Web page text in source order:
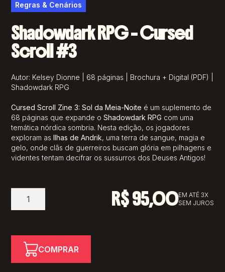
Regras & Cenários
Shadowdark RPG – Cursed
Scroll #3
Autor: Kelsey Dionne | 68 páginas | Brochura + Digital (PDF) |
Shadowdark RPG
Cursed Scroll Zine 3: Sol da Meia-Noite é um suplemento de
68 páginas que expande oShadowdark RPG com uma
temática nórdica sombria. Nesta edição, os jogadores
exploram asIlhas de Andrik, uma terra de sangue, magia e
gelo, onde clãs de guerreiros buscam glória em pilhagens e
videntes tentam decifrar os sussurros dos Deuses Antigos!
Shadowdark
Scroll
quantidade
R$95,00EM ATÉ 3X
SEM JUROS
COMPRAR